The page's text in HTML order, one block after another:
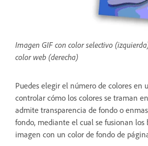
Imagen GIF con color selectivo
color web (derecha)
Puedes elegir el número de colores en
controlar cómo los colores se traman
admite transparencia de fondo o
fondo, mediante el cual se fusionan los
imagen con un color de fondo de